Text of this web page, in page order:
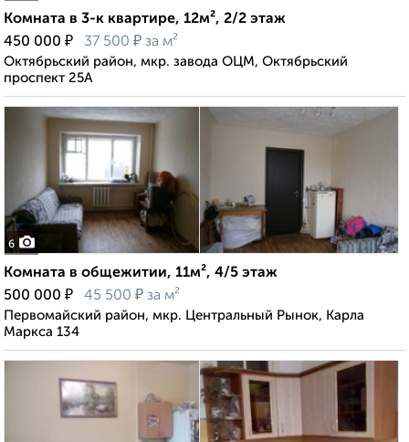
Комната в 3-к квартире, 12м², 2/2 этаж
450 000 ₽ 37 500 ₽ за м²
Октябрьский район, мкр. завода ОЦМ, Октябрьский
проспект 25А
6
Комната в общежитии, 11м², 4/5 этаж
500 000 ₽ 45 500 ₽ за м²
Первомайский район, мкр. Центральный Рынок, Карла
Маркса 134